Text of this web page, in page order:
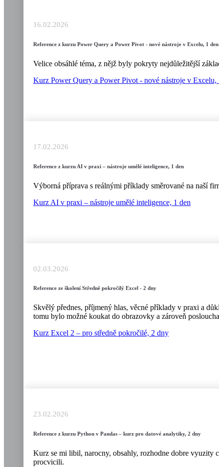
16.02.2026
Reference z kurzu Power Query a Power Pivot - nové nástroje v Excelu, 1 den
Velice obsáhlé téma, z nějž byly pokryty nejdůležitější
Kurz Power Query a Power Pivot - nové nástroje v Excelu,
17.02.2026
Reference z kurzu AI v praxi – nástroje umělé inteligence, 1 den
Výborná příprava s reálnými příklady směrované na naší
Kurz AI v praxi – nástroje umělé inteligence, 1 den
02.03.2026
Reference ze školení Středně pokročilý Excel - 2 dny
Skvělý přednes, příjmený hlas, věcné příklady v praxi a
tomu bylo možné koukat do obrazovky a zároveň
Kurz Excel 2 – pro středně pokročilé, 2 dny
23.02.2026
Reference z kurzu Python v Pandas – kurz pro datové analytiky, 2 dny
Kurz se mi libil, narocny, obsahly, rozhodne dobre vyuzity
procvicili.